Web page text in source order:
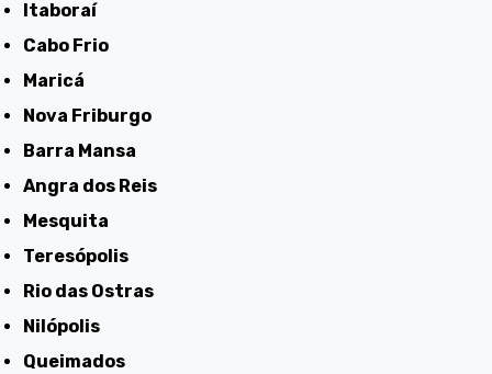
Itaboraí
Cabo Frio
Maricá
Nova Friburgo
Barra Mansa
Angra dos Reis
Mesquita
Teresópolis
Rio das Ostras
Nilópolis
Queimados